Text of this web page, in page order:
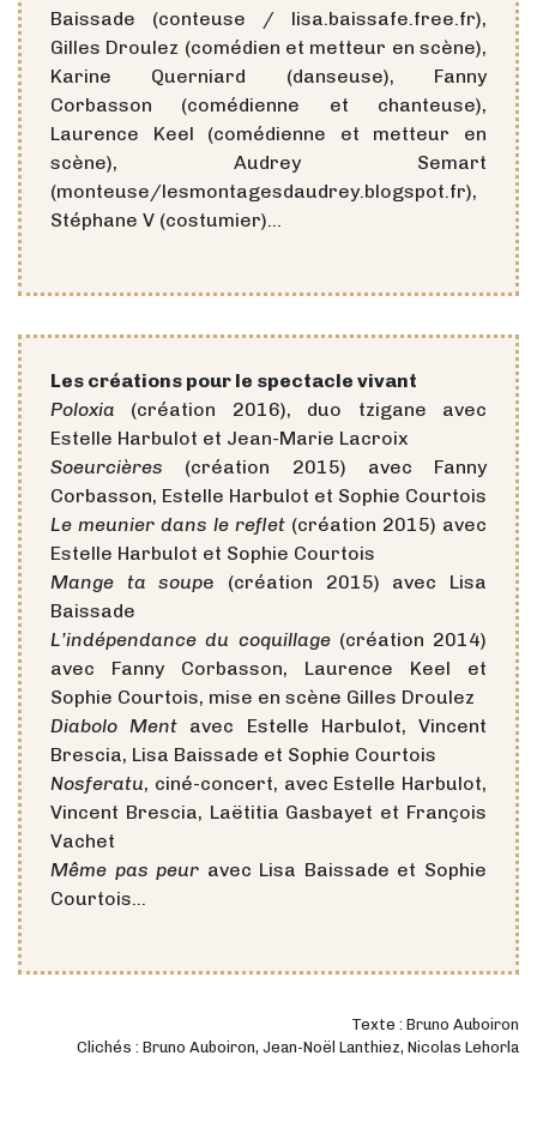
Baissade (conteuse / lisa.baissafe.free.fr),
Gilles Droulez (comédien et metteur en scène),
Karine Querniard (danseuse), Fanny
Corbasson (comédienne et chanteuse),
Laurence Keel (comédienne et metteur en
scène), Audrey Semart
(monteuse/lesmontagesdaudrey.blogspot.fr),
Stéphane V (costumier)…
Les créations pour le spectacle vivant
Poloxia (création 2016), duo tzigane avec
Estelle Harbulot et Jean-Marie Lacroix
Soeurcières (création 2015) avec Fanny
Corbasson, Estelle Harbulot et Sophie Courtois
Le meunier dans le reflet (création 2015) avec
Estelle Harbulot et Sophie Courtois
Mange ta soupe (création 2015) avec Lisa
Baissade
L’indépendance du coquillage(création 2014)
avec Fanny Corbasson, Laurence Keel et
Sophie Courtois, mise en scène Gilles Droulez
Diabolo Ment avec Estelle Harbulot, Vincent
Brescia, Lisa Baissade et Sophie Courtois
Nosferatu, ciné-concert, avec Estelle Harbulot,
Vincent Brescia, Laëtitia Gasbayet et François
Vachet
Même pas peur avec Lisa Baissade et Sophie
Courtois…
Texte : Bruno Auboiron
Clichés : Bruno Auboiron, Jean-Noël Lanthiez, Nicolas Lehorla